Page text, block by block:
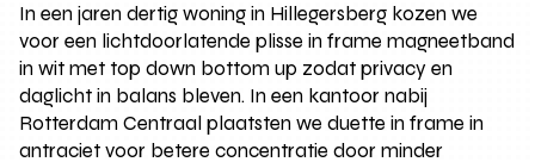
In een jaren dertig woning in Hillegersberg kozen we
voor een lichtdoorlatende plisse in frame magneetband
in wit met top down bottom up zodat privacy en
daglicht in balans bleven. In een kantoor nabij
Rotterdam Centraal plaatsten we duette in frame in
antraciet voor betere concentratie door minder